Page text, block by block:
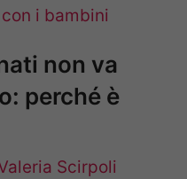
i bambini
non va
perché è
Scirpoli